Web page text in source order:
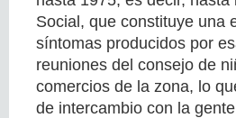
Social, que constituye una
síntomas producidos por
reuniones del consejo de
comercios de la zona, lo
de intercambio con la